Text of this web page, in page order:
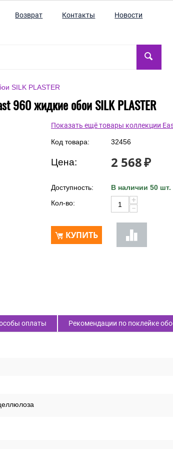
Возврат Контакты Новости
SILK PLASTER
960 жидкие обои SILK PLASTER
Показать ещё товары коллекции
Код товара: 32456
Цена: 2 568₽
Доступность:
В наличии 50 шт.
Кол-во:
+
−
КУПИТЬ
оплаты Рекомендации по поклейке